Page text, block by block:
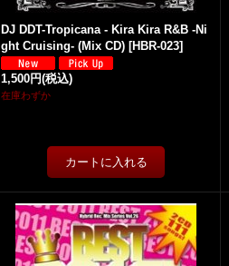
DJ DDT-Tropicana - Kira Kira R&B -Ni
ght Cruising- (Mix CD) [HBR-023]
1,500円(税込)
在庫わずか